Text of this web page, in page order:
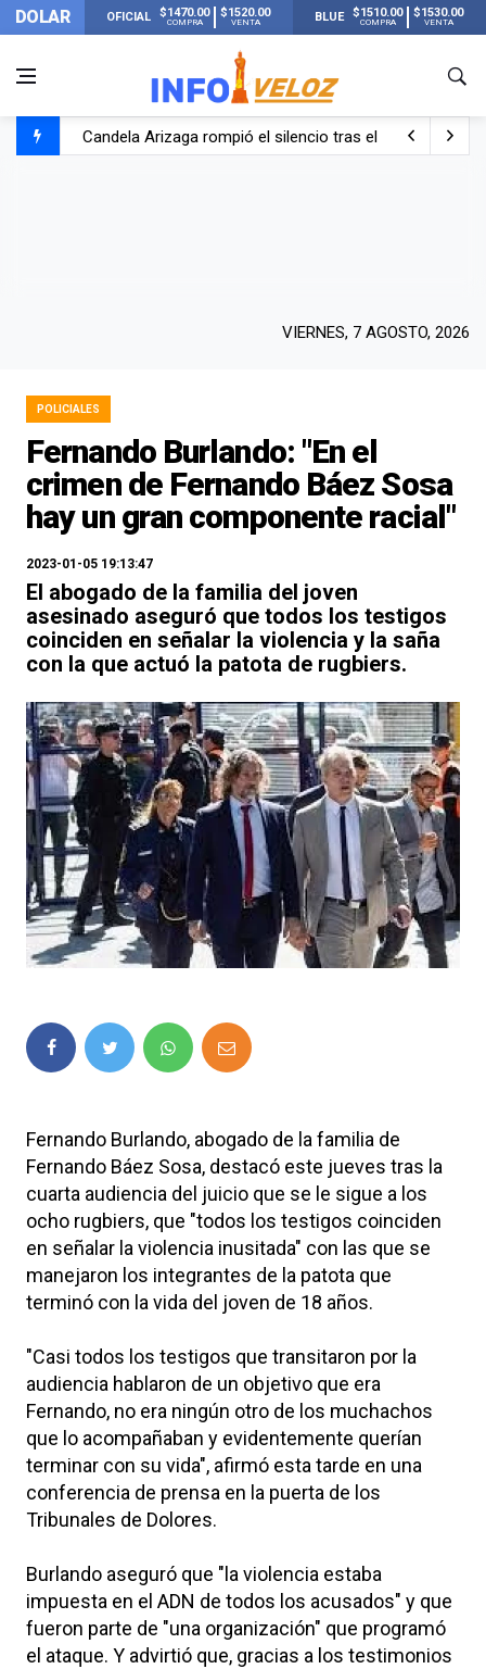
DOLAR OFICIAL $1470.00
COMPRA
$1520.00
VENTA BLUE $1510.00
COMPRA
$1530.00
VENTA
Candela Arizaga rompió el silencio tras el incidente con
VIERNES, 7 AGOSTO, 2026
POLICIALES
Fernando Burlando: "En el
crimen de Fernando Báez Sosa
hay un gran componente racial"
2023-01-05 19:13:47
El abogado de la familia del joven
asesinado aseguró que todos los testigos
coinciden en señalar la violencia y la saña
con la que actuó la patota de rugbiers.
Fernando Burlando, abogado de la familia de
Fernando Báez Sosa, destacó este jueves tras la
cuarta audiencia del juicio que se le sigue a los
ocho rugbiers, que "todos los testigos coinciden
en señalar la violencia inusitada" con las que se
manejaron los integrantes de la patota que
terminó con la vida del joven de 18 años.
"Casi todos los testigos que transitaron por la
audiencia hablaron de un objetivo que era
Fernando, no era ningún otro de los muchachos
que lo acompañaban y evidentemente querían
terminar con su vida", afirmó esta tarde en una
conferencia de prensa en la puerta de los
Tribunales de Dolores.
Burlando aseguró que "la violencia estaba
impuesta en el ADN de todos los acusados" y que
fueron parte de "una organización" que programó
el ataque. Y advirtió que, gracias a los testimonios